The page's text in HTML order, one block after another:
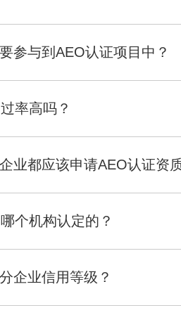
参与到AEO认证项目中？
率高吗？
业都应该申请AEO认证资
个机构认定的？
企业信用等级？